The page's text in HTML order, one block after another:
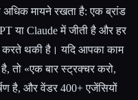
मायने रखता है: एक ब्रांड
या Claude में जीती है और हर
करते थकी है। यदि आपका काम
है, तो «एक बार स्ट्रक्चर करो,
है, और वेंडर 400+ एजेंसियों